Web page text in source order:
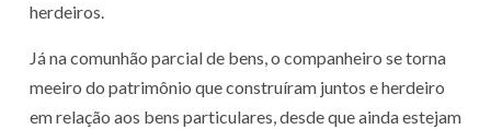
herdeiros.
Já na comunhão parcial de bens, o companheiro se torna
meeiro do patrimônio que construíram juntos e herdeiro
em relação aos bens particulares, desde que ainda estejam